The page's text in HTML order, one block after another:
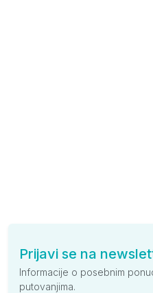
Prijavi se na
Informacije o posebnim
putovanjima.